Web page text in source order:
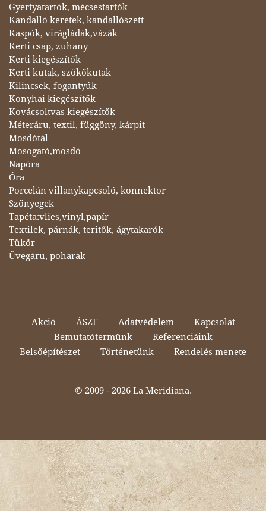
Gyertyatartók, mécsestartók
Kandalló keretek, kandallószett
Kaspók, virágládák,vázák
Kerti csap, zuhany
Kerti kiegészítők
Kerti kutak, szökőkutak
Kilincsek, fogantyúk
Konyhai kiegészítők
Kovácsoltvas kiegészítők
Méteráru, textil, függöny, kárpit
Mosdótál
Mosogató,mosdó
Napóra
Óra
Porcelán villanykapcsoló, konnektor
Szőnyegek
Tapéta:vlies,vinyl,papír
Textilek, párnák, teritők, ágytakarók
Tükör
Üvegáru, poharak
Akció ÁSZF Adatvédelem
Kapcsolat
Bemutatótermünk
Referenciáink
Belsőépítészet
Történetünk Rendelés menete
© 2009 - 2026 La Meridiana.